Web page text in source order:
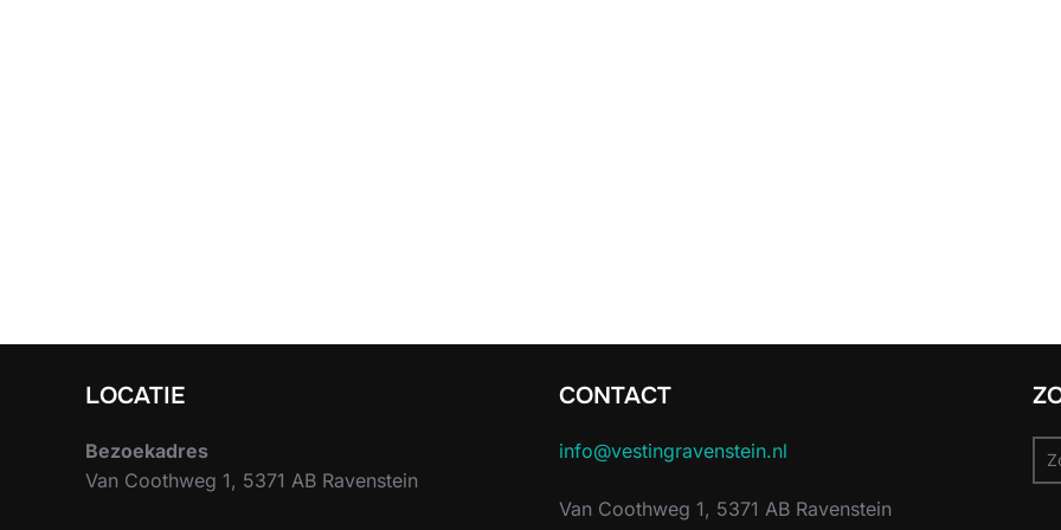
LOCATIE
Bezoekadres
Van Coothweg 1, 5371 AB Ravenstein
CONTACT
info@vestingravenstein.nl
Van Coothweg 1, 5371 AB Ravenstein